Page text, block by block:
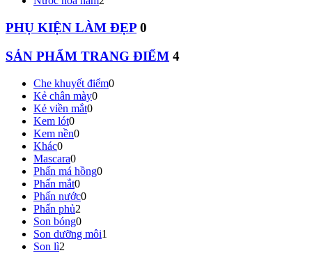
PHỤ KIỆN LÀM ĐẸP 0
SẢN PHẨM TRANG ĐIỂM 4
Che khuyết điểm0
Kẻ chân mày0
Kẻ viền mắt0
Kem lót0
Kem nền0
Khác0
Mascara0
Phấn má hồng0
Phấn mắt0
Phấn nước0
Phấn phủ2
Son bóng0
Son dưỡng môi1
Son lì2